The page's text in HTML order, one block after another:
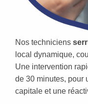
Nos techniciens
local dynamique,
Une intervention
de 30 minutes, pour
capitale et une